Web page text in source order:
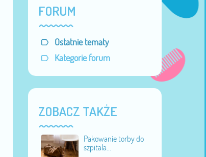
FORUM
Ostatnie tematy
Kategorie forum
ZOBACZ TAKŻE
Pakowanie torby do
szpitala...